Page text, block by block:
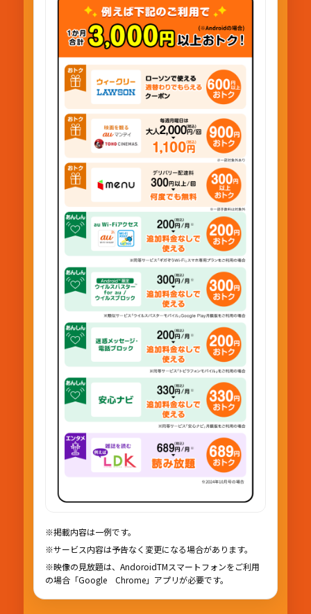
※掲載内容は一例です。
※サービス内容は予告なく変更になる場合があります。
※映像の見放題は、AndoroidTMスマートフォンをご利用
の場合「Google Chrome」アプリが必要です。